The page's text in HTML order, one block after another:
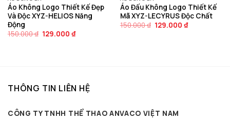
Áo Không Logo Thiết Kế Đẹp
Và Độc XYZ-HELIOS Năng
Động
150.000₫ Giá
129.000 ₫Giá
Áo Đấu Không Logo Thiết Kế
Mã XYZ-LECYRUS Độc Chất
150.000₫ Giá
129.000 ₫Giá
THÔNG TIN LIÊN HỆ
CÔNG TY TNHH THỂ THAO ANVACO VIỆT NAM